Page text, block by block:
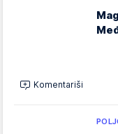
Komentariši